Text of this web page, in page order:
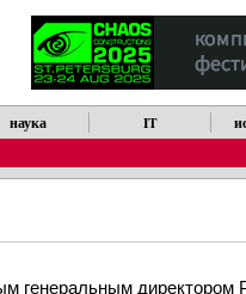
наука IT
генеральным директором